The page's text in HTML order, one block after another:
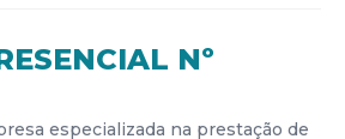
Nº
especializada na prestação de